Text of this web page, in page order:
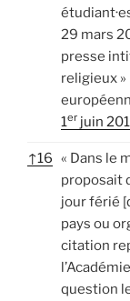
29 mars
presse
religieux »
1er juin
↑16 « Dans le
proposait
jour férié
pays ou
citation
question